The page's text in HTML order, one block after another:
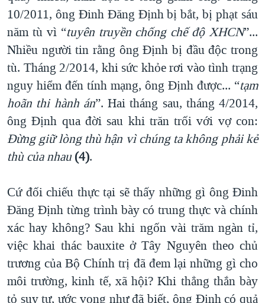
10/2011, ông Đinh Đăng Định bị bắt, bị phạt sáu
năm tù vì “tuyên truyền chống chế độ XHCN”...
Nhiều người tin rằng ông Định bị đầu độc trong
tù. Tháng 2/2014, khi sức khỏe rơi vào tình trạng
nguy hiểm đến tính mạng, ông Định được... “tạm
hoãn thi hành án”. Hai tháng sau, tháng 4/2014,
ông Định qua đời sau khi trăn trối với vợ con:
Đừng giữ lòng thù hận vì chúng ta không phải kẻ
thù của nhau (4).
Cứ đối chiếu thực tại sẽ thấy những gì ông Đinh
Đăng Định từng trình bày có trung thực và chính
xác hay không? Sau khi ngốn vài trăm ngàn tỉ,
việc khai thác bauxite ở Tây Nguyên theo chủ
trương của Bộ Chính trị đã đem lại những gì cho
môi trường, kinh tế, xã hội? Khi thẳng thắn bày
tỏ suy tư, ước vọng như đã biết, ông Định có quả